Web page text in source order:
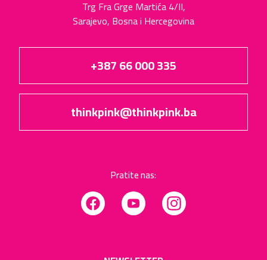
Trg Fra Grge Martića 4/II,
Sarajevo, Bosna i Hercegovina
+387 66 000 335
thinkpink@thinkpink.ba
Pratite nas:
FacebookYouTube Instagram